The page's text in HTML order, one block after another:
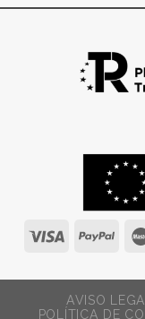
AVISO
POLÍTICA DE